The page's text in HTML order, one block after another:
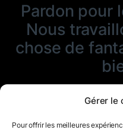
Gérer le
Pour offrir les meilleures
Pardon pour
Nous
chose de